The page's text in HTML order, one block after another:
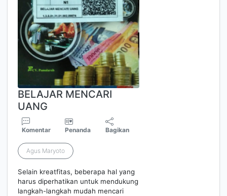
BELAJAR MENCARI
UANG
Komentar Penanda Bagikan
Agus Maryoto
Selain kreatfitas, beberapa hal yang
harus diperhatikan untuk mendukung
langkah-langkah mudah mencari